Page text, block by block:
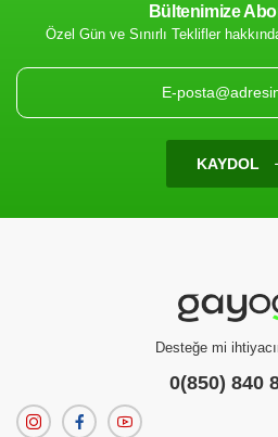
Filtrenize
Ürün
Bültenimize
Özel Gün ve Sınırlı Teklifler
KAYDOL
Desteğe mi
0(850) 840